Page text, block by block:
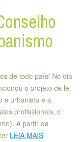
de todo país! No dia
o projeto de lei
e urbanista e a
profissionais, o
A partir da
LEIA MAIS